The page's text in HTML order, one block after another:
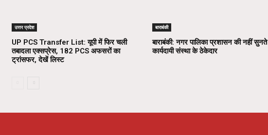
उत्तर प्रदेश
UP PCS Transfer List: यूपी में फिर चली
तबादला एक्सप्रेस, 182 PCS अफसरों का
ट्रांसफर, देखें लिस्ट
बाराबंकी
बाराबंकी: नगर पालिका प्रशासन की नहीं सुनते
कार्यदायी संस्था के ठेकेदार